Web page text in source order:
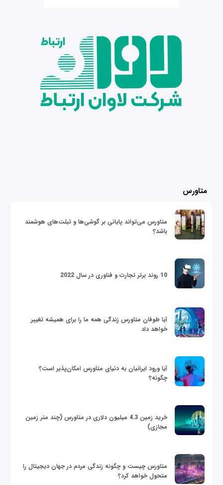
متاورس
متاورس می‌تواند پایانی بر گوشی‌ها و تبلت‌های هوشمند
باشد؟
10 روند برتر تجارت و فناوری در سال 2022
آیا طوفان متاورس زندگی همه ما را برای همیشه تغییر
خواهد داد
آیا ورود ایرانیان به دنیای متاورس امکان‌پذیر است؟
چگونه؟
خرید زمین 4.3 میلیون دلاری در متاورس (چند متر زمین
مجازی)
متاورس چیست و چگونه زندگی مردم در جهان دیجیتال را
متحول خواهد کرد؟